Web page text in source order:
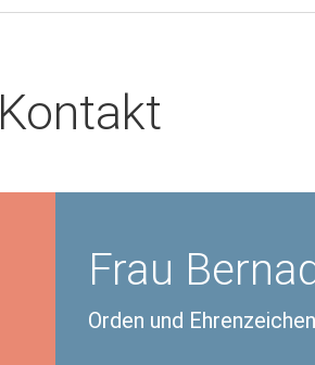
Kontakt
Frau
Orden und Ehrenzeichen